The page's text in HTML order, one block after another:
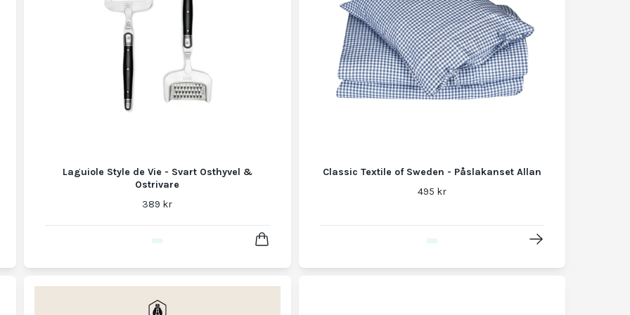
Laguiole Style de Vie - Svart Osthyvel &
Ostrivare
389 kr
Classic Textile of Sweden - Påslakanset Allan
495 kr